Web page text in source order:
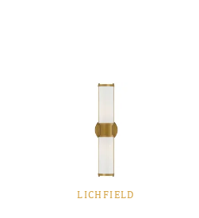
LICHFIELD